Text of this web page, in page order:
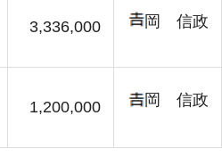
3,336,000 岡 信政
1,200,000 岡 信政